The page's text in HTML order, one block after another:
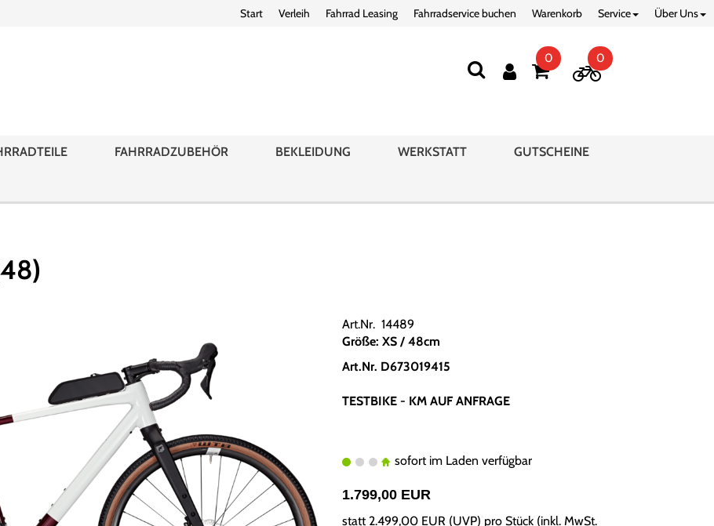
Start Verleih Fahrrad Leasing Fahrradservice buchen Warenkorb Service Über Uns
0 0
FAHRRADZUBEHÖR BEKLEIDUNG WERKSTATT GUTSCHEINE
Art.Nr. 14489
Größe: XS / 48cm
Art.Nr. D673019415
TESTBIKE - KM AUF ANFRAGE
sofort im Laden verfügbar
1.799,00 EUR
statt 2.499,00 EUR(UVP) pro Stück (inkl. MwSt.